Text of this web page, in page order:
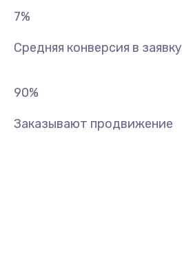
7%
Средняя конверсия в заявку
90%
Заказывают продвижение